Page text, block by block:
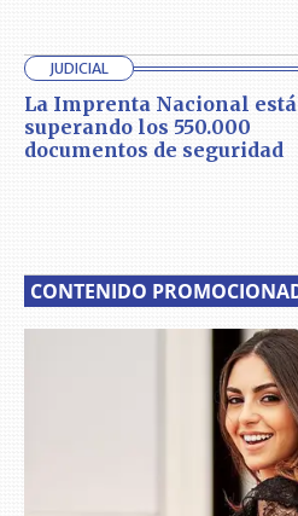
JUDICIAL
La Imprenta Nacional está
superando los 550.000
documentos de seguridad